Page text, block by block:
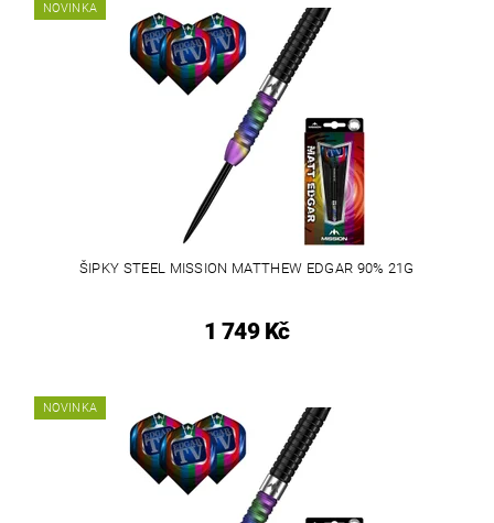
NOVINKA
ŠIPKY STEEL MISSION MATTHEW EDGAR 90% 21G
1 749 Kč
NOVINKA